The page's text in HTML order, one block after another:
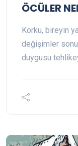
ÖCÜLER
Korku, bireyin
değişimler
duygusu